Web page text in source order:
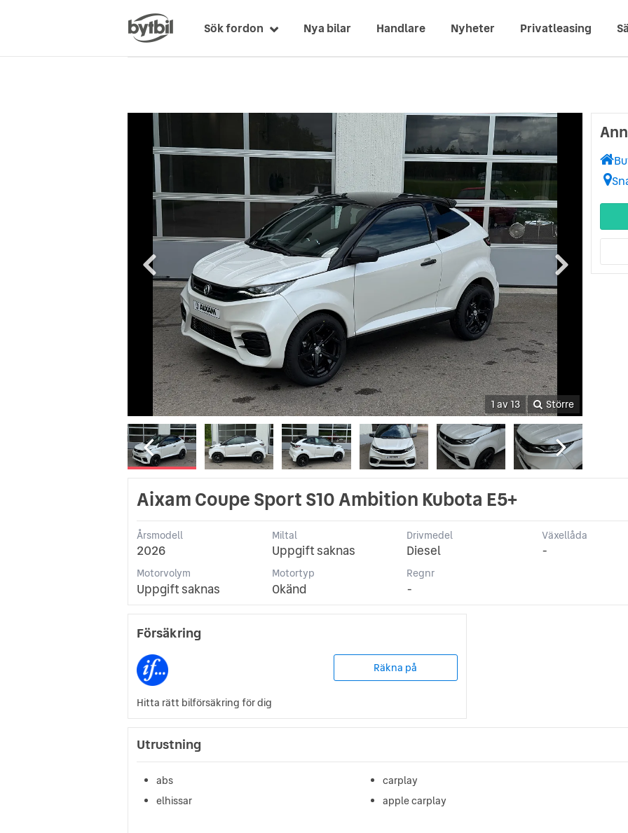
Sök fordon Nya bilar Handlare Nyheter Privatleasing
1 av 13 Större
Aixam Coupe Sport S10 Ambition Kubota E5+
Årsmodell
2026
Miltal
Uppgift saknas
Drivmedel
Diesel
Växellåda
-
Motorvolym
Uppgift saknas
Motortyp
Okänd
Regnr
-
Försäkring
Räkna på
Hitta rätt bilförsäkring för dig
Utrustning
abs
elhissar
carplay
apple carplay